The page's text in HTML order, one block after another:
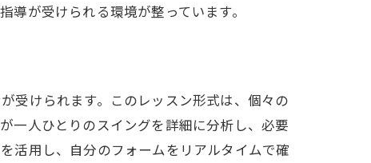
が受けられる環境が整っています。
受けられます。このレッスン形式は、個々の
一人ひとりのスイングを詳細に分析し、必要
活用し、自分のフォームをリアルタイムで確